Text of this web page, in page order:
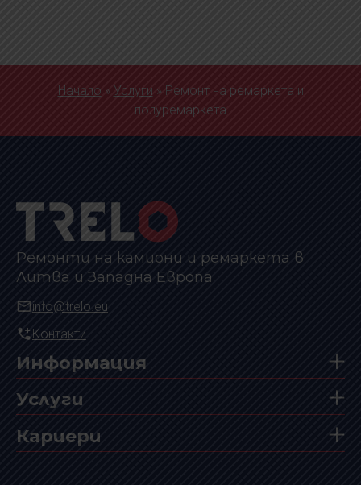
Начало » Услуги » Ремонт на ремаркета и
полуремаркета
Ремонти на камиони и ремаркета в
Литва и Западна Европа
info@trelo.eu
Контакти
Информация
Услуги
Кариери